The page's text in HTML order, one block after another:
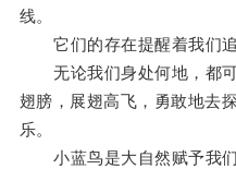
线。
它们的存在提醒着我们追
无论我们身处何地，都可
翅膀，展翅高飞，勇敢地去
乐。
小蓝鸟是大自然赋予我们